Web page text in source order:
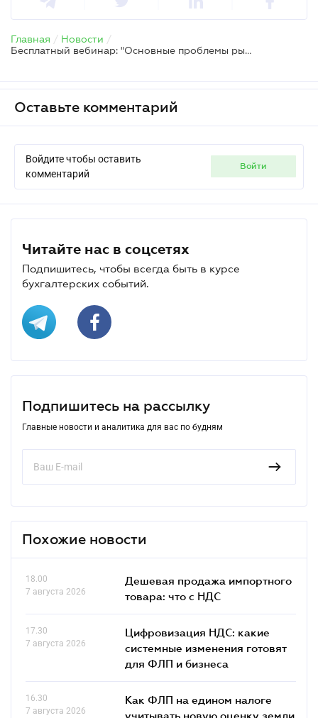
Главная / Новости /
Бесплатный вебинар: "Основные проблемы рынка недвижимости во время войны: правовые риски, кейсы и новые вызовы"
Оставьте комментарий
Войдите чтобы оставить
комментарий
войти
Читайте нас в соцсетях
Подпишитесь, чтобы всегда быть в курсе
бухгалтерских событий.
Подпишитесь на рассылку
Главные новости и аналитика для вас по будням
Похожие новости
18.00
7 августа 2026
Дешевая продажа импортного
товара: что c НДС
17.30
7 августа 2026
Цифровизация НДС: какие
системные изменения готовят
для ФЛП и бизнеса
16.30
7 августа 2026
Как ФЛП на едином налоге
учитывать новую оценку земли